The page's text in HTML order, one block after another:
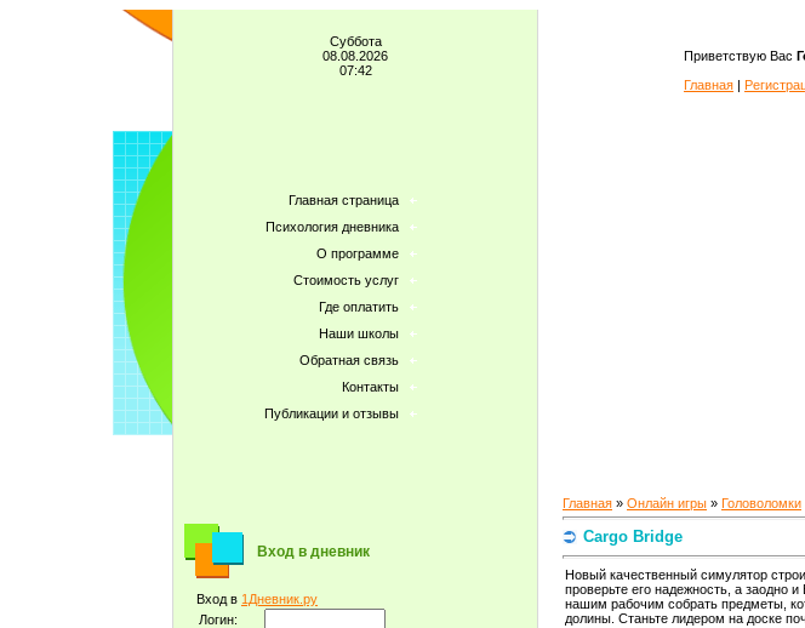
Суббота
08.08.2026
07:42
Главная страница
Психология дневника
О программе
Стоимость услуг
Где оплатить
Наши школы
Обратная связь
Контакты
Публикации и отзывы
Вход в дневник
Вход в 1Дневник.ру
Логин:
Приветствую Вас
Главная |
Главная » Онлайн игры » Головоломки
Cargo Bridge
Новый качественный симулятор
проверьте его надежность, а заодно
нашим рабочим собрать предметы,
долины. Станьте лидером на доске